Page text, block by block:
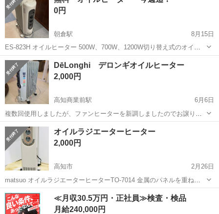
0円
朝倉駅
8月15日
ES-823H オイルヒーター 500W、700W、1200W切り替え式のオイル
ヒーターです。 電源スイッチの切り替え式です。 １２時間のタイマー
があります。 幅24、奥行き41 、高さ66センチ オイルヒ...
高知 土佐市 季節、空調家電
DēLonghi デロンギオイルヒーター
2,000円
高知商業前駅
6月6日
複数回使用しましたが、ファンヒーターを新調しましたのでお譲りさ
せていただきたいと思います。
高知 高知市 高知商業前駅 季節、空調家電
オイルラジエーターヒーター
2,000円
高知市
2月26日
matsuo オイルラジエーターヒーターTO-7014 金属のパネルを重ねた
暖房器具で、 難燃性のオイルを電気で温めて循環させ、 その熱を放射
して、徐々に部屋を暖める 暖房器具です。 火を使わないので、 空気
を汚さず、臭...
高知 高知市 季節、空調家電 空気
≪月収30.5万円・正社員≫検査・検品
月給240,000円